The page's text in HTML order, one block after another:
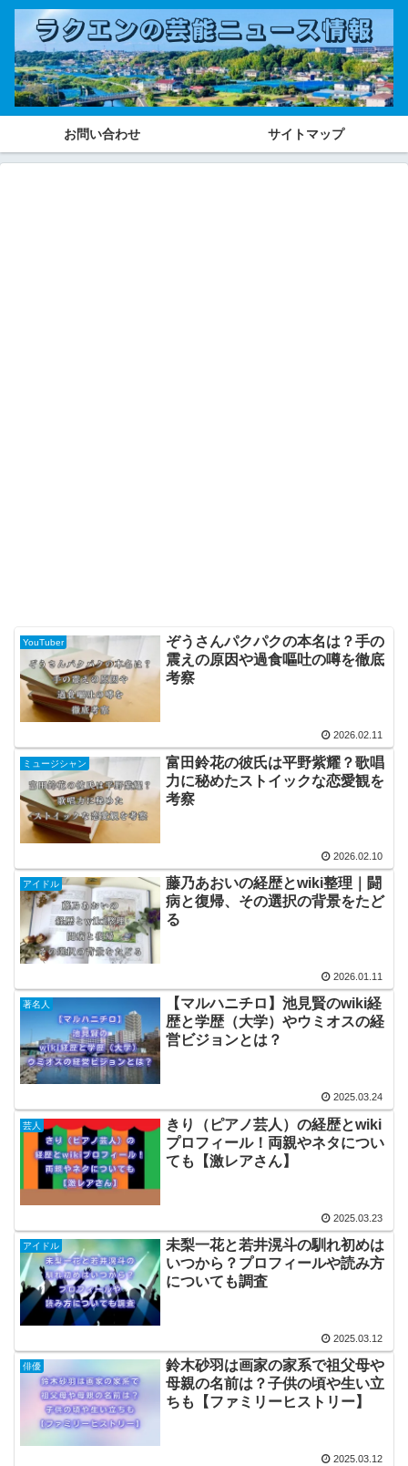
お問い合わせ サイトマップ
YouTuber
ぞうさんパクパクの本名は？手の
震えの原因や過食嘔吐の噂を徹底
考察
2026.02.11
ミュージシャン
富田鈴花の彼氏は平野紫耀？歌唱
力に秘めたストイックな恋愛観を
考察
2026.02.10
アイドル
藤乃あおいの経歴とwiki整理｜闘
病と復帰、その選択の背景をたど
る
2026.01.11
著名人
【マルハニチロ】池見賢のwiki経
歴と学歴（大学）やウミオスの経
営ビジョンとは？
2025.03.24
芸人
きり（ピアノ芸人）の経歴とwiki
プロフィール！両親やネタについ
ても【激レアさん】
2025.03.23
アイドル
未梨一花と若井滉斗の馴れ初めは
いつから？プロフィールや読み方
についても調査
2025.03.12
俳優
鈴木砂羽は画家の家系で祖父母や
母親の名前は？子供の頃や生い立
ちも【ファミリーヒストリー】
2025.03.12